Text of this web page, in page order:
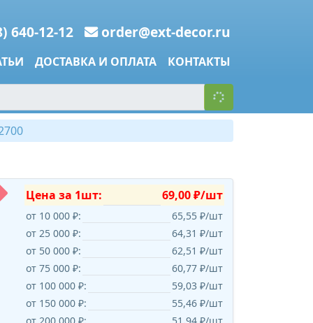
640-12-12 order@ext-decor.ru
ДОСТАВКА И ОПЛАТА КОНТАКТЫ
Цена за 1шт: 69,00 ₽/шт
от 10 000 ₽:
65,55 ₽/шт
от 25 000 ₽:
64,31 ₽/шт
от 50 000 ₽:
62,51 ₽/шт
от 75 000 ₽:
60,77 ₽/шт
от 100 000 ₽:
59,03 ₽/шт
от 150 000 ₽:
55,46 ₽/шт